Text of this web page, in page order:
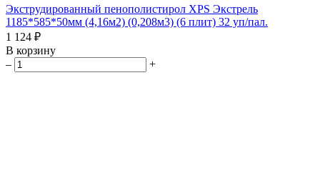
Экструдированный пенополистирол XPS Экстрель
1185*585*50мм (4,16м2) (0,208м3) (6 плит) 32 уп/пал.
1 124 ₽
В корзину
–
+